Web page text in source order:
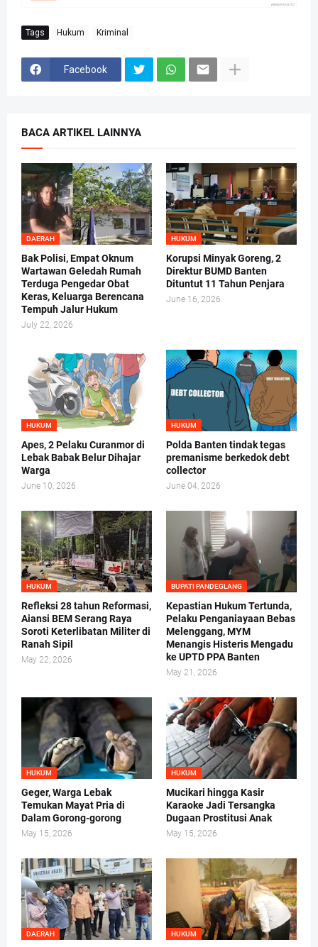
Tags Hukum Kriminal
Facebook
BACA ARTIKEL LAINNYA
DAERAH
Bak Polisi, Empat Oknum
Wartawan Geledah Rumah
Terduga Pengedar Obat
Keras, Keluarga Berencana
Tempuh Jalur Hukum
July 22, 2026
HUKUM
Korupsi Minyak Goreng, 2
Direktur BUMD Banten
Dituntut 11 Tahun Penjara
June 16, 2026
HUKUM
Apes, 2 Pelaku Curanmor di
Lebak Babak Belur Dihajar
Warga
June 10, 2026
HUKUM
Polda Banten tindak tegas
premanisme berkedok debt
collector
June 04, 2026
HUKUM
Refleksi 28 tahun Reformasi,
Aiansi BEM Serang Raya
Soroti Keterlibatan Militer di
Ranah Sipil
May 22, 2026
BUPATI PANDEGLANG
Kepastian Hukum Tertunda,
Pelaku Penganiayaan Bebas
Melenggang, MYM
Menangis Histeris Mengadu
ke UPTD PPA Banten
May 21, 2026
HUKUM
Geger, Warga Lebak
Temukan Mayat Pria di
Dalam Gorong-gorong
May 15, 2026
HUKUM
Mucikari hingga Kasir
Karaoke Jadi Tersangka
Dugaan Prostitusi Anak
May 15, 2026
DAERAH HUKUM